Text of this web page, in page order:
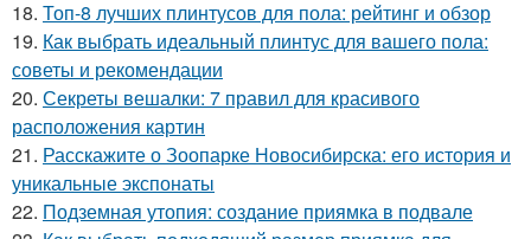
18. Топ-8 лучших плинтусов для пола: рейтинг и обзор
19. Как выбрать идеальный плинтус для вашего пола:
советы и рекомендации
20. Секреты вешалки: 7 правил для красивого
расположения картин
21. Расскажите о Зоопарке Новосибирска: его история и
уникальные экспонаты
22. Подземная утопия: создание приямка в подвале